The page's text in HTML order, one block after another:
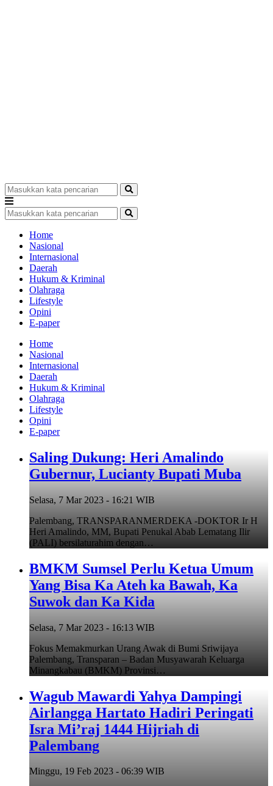
Home
Nasional
Internasional
Daerah
Hukum & Kriminal
Olahraga
Lifestyle
Opini
E-paper
Home
Nasional
Internasional
Daerah
Hukum & Kriminal
Olahraga
Lifestyle
Opini
E-paper
Saling Dukung: Heri Amalindo
Gubernur, Lucianty Bupati Muba
Selasa, 7 Mar 2023 - 16:21 WIB
Palembang, TRANSPARANMERDEKA -DOKTOR Ir H
Heri Amalindo, MM, Bupati Penukal Abab Lematang Ilir
(PALI) bersilaturahim dengan…
BMKM Sumsel Perlu Ketua Umum
Yang Bisa Ka Ateh ka Bawah, Ka
Suwok dan Ka Kida
Selasa, 7 Mar 2023 - 16:13 WIB
Fokus Memakmurkan Urang Awak di Bumi Sriwijaya
Palembang, Transparan – Badan Musyawarah Keluarga
Minangkabau (BMKM) Provinsi…
Wagub Mawardi Yahya Dampingi
Airlangga Hartato Hadiri Peringati
Isra Mi’raj 1444 Hijriah di
Palembang
Minggu, 19 Feb 2023 - 06:39 WIB